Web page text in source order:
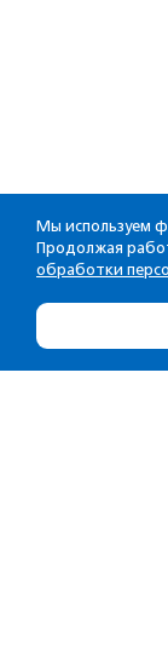
Мы используем
Продолжая
обработки